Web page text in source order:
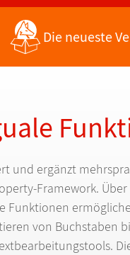
FeaturesDie neueste
und ergänzt
Framework. Über
Funktionen ermö
von Buchstaben